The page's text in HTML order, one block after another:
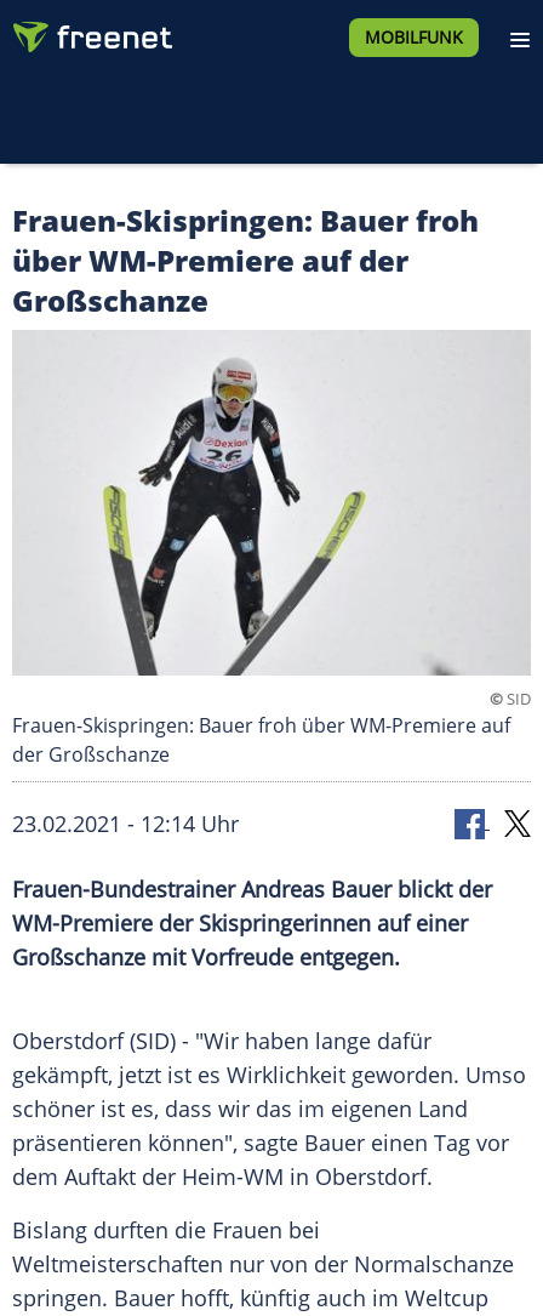
MOBILFUNK
Frauen-Skispringen: Bauer froh
über WM-Premiere auf der
Großschanze
©SID
Frauen-Skispringen: Bauer froh über WM-Premiere auf
der Großschanze
23.02.2021 - 12:14 Uhr
Frauen-BundestrainerAndreas Bauerblickt der
WM-Premiere der Skispringerinnen auf einer
Großschanze mitVorfreude entgegen.
Oberstdorf(SID) - "Wir haben lange dafür
gekämpft, jetzt ist es Wirklichkeit geworden. Umso
schöner ist es, dass wir das im eigenen Land
präsentieren können", sagte Bauer einen Tag vor
dem Auftakt der Heim-WM in Oberstdorf.
Bislang durften die Frauen bei
Weltmeisterschaften nur von der Normalschanze
springen. Bauer hofft, künftig auch im Weltcup